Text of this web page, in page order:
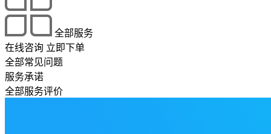
全部服务
在线咨询 立即下单
全部常见问题
服务承诺
全部服务评价